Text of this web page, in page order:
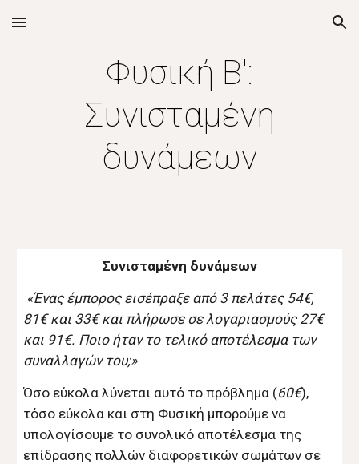
Skip to main content Skip to navigation
Φυσική Β':
Συνισταμένη
δυνάμεων
Συνισταμένη δυνάμεων
«Ένας έμπορος εισέπραξε από 3 πελάτες 54€,
81€ και 33€ και πλήρωσε σε λογαριασμούς 27€
και 91€. Ποιο ήταν το τελικό αποτέλεσμα των
συναλλαγών του;»
Όσο εύκολα λύνεται αυτό το πρόβλημα (60€),
τόσο εύκολα και στη Φυσική μπορούμε να
υπολογίσουμε το συνολικό αποτέλεσμα της
επίδρασης πολλών διαφορετικών σωμάτων σε